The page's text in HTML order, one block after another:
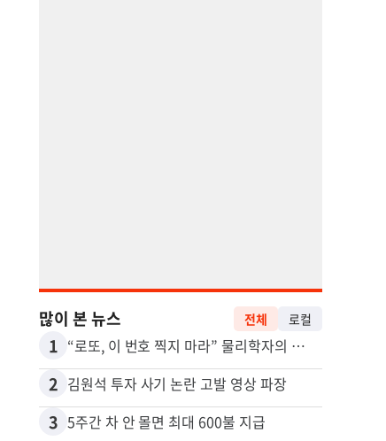
많이 본 뉴스 전체 로컬
1 “로또, 이 번호 찍지 마라” 물리학자의 당첨금 높이는 비밀
2 김원석 투자 사기 논란 고발 영상 파장
3 5주간 차 안 몰면 최대 600불 지급